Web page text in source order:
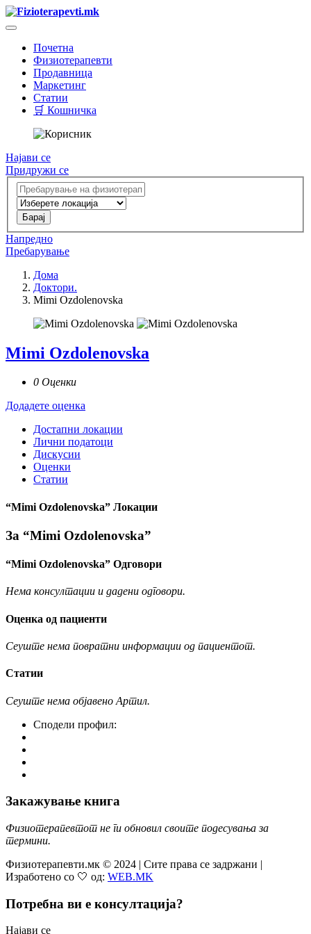
Почетна
Физиотерапевти
Продавница
Маркетинг
Статии
🛒 Кошничка
Најави се
Придружи се
Напредно
Пребарување
Дома
Доктори.
Mimi Ozdolenovska
Mimi Ozdolenovska
0 Оценки
Додадете оценка
Достапни локации
Лични податоци
Дискусии
Оценки
Статии
“Mimi Ozdolenovska” Локации
За “Mimi Ozdolenovska”
“Mimi Ozdolenovska” Одговори
Нема консултации и дадени одговори.
Оценка од пациенти
Сеуште нема повратни информации од пациентот.
Статии
Сеуште нема објавено Артил.
Сподели профил:
Закажување книга
Физиотерапевтот не ги обновил своите подесувања за
термини.
Физиотерапевти.мк © 2024 | Сите права се задржани |
Изработено со 🤍 од: WEB.MK
Потребна ви е консултација?
Најави се